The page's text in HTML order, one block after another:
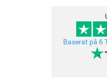
Baserat på 6